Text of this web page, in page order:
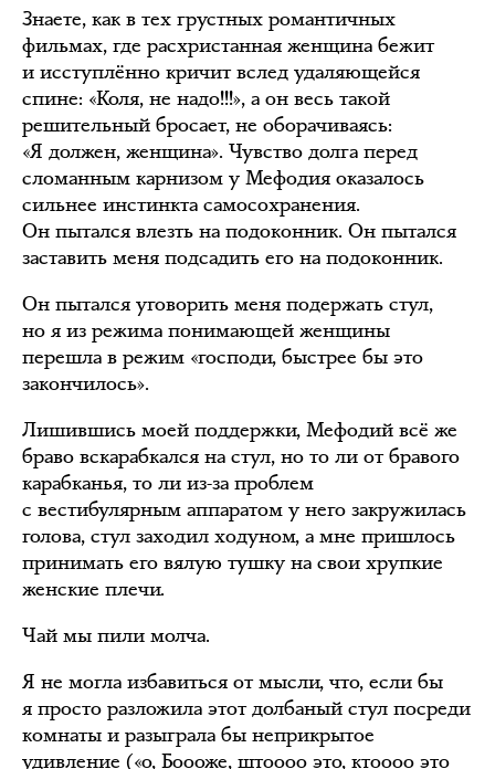
Знаете, как в тех грустных романтичных
фильмах, где расхристанная женщина бежит
и исступлённо кричит вслед удаляющейся
спине: «Коля, не надо!!!», а он весь такой
решительный бросает, не оборачиваясь:
«Я должен, женщина». Чувство долга перед
сломанным карнизом у Мефодия оказалось
сильнее инстинкта самосохранения.
Он пытался влезть на подоконник. Он пытался
заставить меня подсадить его на подоконник.
Он пытался уговорить меня подержать стул,
но я из режима понимающей женщины
перешла в режим «господи, быстрее бы это
закончилось».
Лишившись моей поддержки, Мефодий всё же
браво вскарабкался на стул, но то ли от бравого
карабканья, то ли из-за проблем
с вестибулярным аппаратом у него закружилась
голова, стул заходил ходуном, а мне пришлось
принимать его вялую тушку на свои хрупкие
женские плечи.
Чай мы пили молча.
Я не могла избавиться от мысли, что, если бы
я просто разложила этот долбаный стул посреди
комнаты и разыграла бы неприкрытое
удивление («о, Боооже, штоооо это, ктоооо это